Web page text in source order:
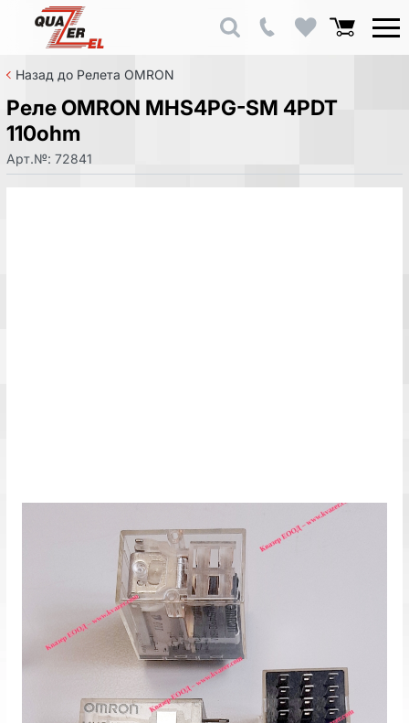
Назад до Релета OMRON
Реле OMRON MHS4PG-SM 4PDT
110ohm
Арт.№: 72841